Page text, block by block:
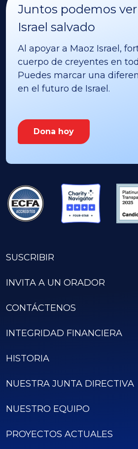
Juntos podemos
Israel salvado
Al apoyar a Maoz Israel,
cuerpo de creyentes en
Puedes marcar una
en el futuro de Israel.
Dona hoy
SUSCRIBIR
INVITA A UN ORADOR
CONTÁCTENOS
INTEGRIDAD FINANCIERA
HISTORIA
NUESTRA JUNTA DIRECTIVA
NUESTRO EQUIPO
PROYECTOS ACTUALES